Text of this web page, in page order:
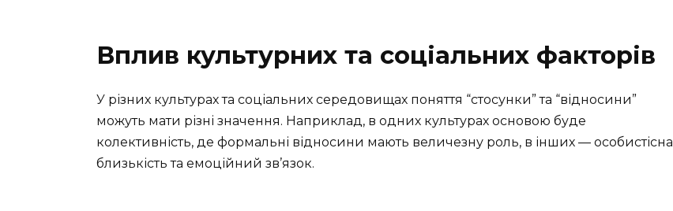
Вплив культурних та соціальних факторів
У різних культурах та соціальних середовищах поняття “стосунки” та “відносини”
можуть мати різні значення. Наприклад, в одних культурах основою буде
колективність, де формальні відносини мають величезну роль, в інших — особистісна
близькість та емоційний зв’язок.